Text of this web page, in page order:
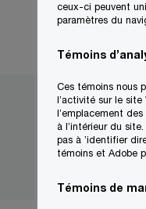
ceux-ci peuvent
paramètres du
Témoins
Ces témoins nous
l’activité sur le site
l’emplacement
à l’intérieur du
pas à ’identifier
témoins et Adobe
Témoins de